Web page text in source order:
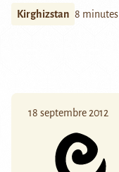
Kirghizstan 8 minutes
18 septembre 2012